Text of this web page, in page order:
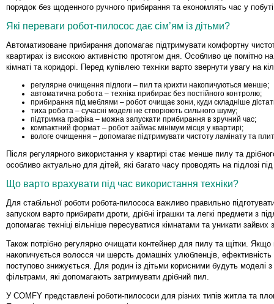
порядок без щоденного ручного прибирання та економлять час у
Які переваги робот-пилосос дає сімʼям із дітьми?
Автоматизоване прибирання допомагає підтримувати комфортну
квартирах із високою активністю протягом дня. Особливо це помітно на
кімнаті та коридорі. Перед купівлею техніки варто звернути увагу на
регулярне очищення підлоги – пил та крихти накопичуються менше;
автоматична робота – техніка прибирає без постійного контролю;
прибирання під меблями – робот очищає зони, куди складніше
тиха робота – сучасні моделі не створюють сильного шуму;
підтримка графіка – можна запускати прибирання в зручний час;
компактний формат – робот займає мінімум місця у квартирі;
вологе очищення – допомагає підтримувати чистоту ламінату та
Після регулярного використання у квартирі стає менше пилу та
особливо актуально для дітей, які багато часу проводять на підлозі під
Що варто врахувати під час використання техніки?
Для стабільної роботи робота-пилососа важливо правильно
запуском варто прибирати дроти, дрібні іграшки та легкі предмети з
допомагає техніці вільніше пересуватися кімнатами та уникати зайвих
Також потрібно регулярно очищати контейнер для пилу та щітки. Якщо
накопичується волосся чи шерсть домашніх улюбленців, ефективність
поступово знижується. Для родин із дітьми корисними будуть моделі
фільтрами, які допомагають затримувати дрібний пил.
У COMFY представлені роботи-пилососи для різних типів житла та